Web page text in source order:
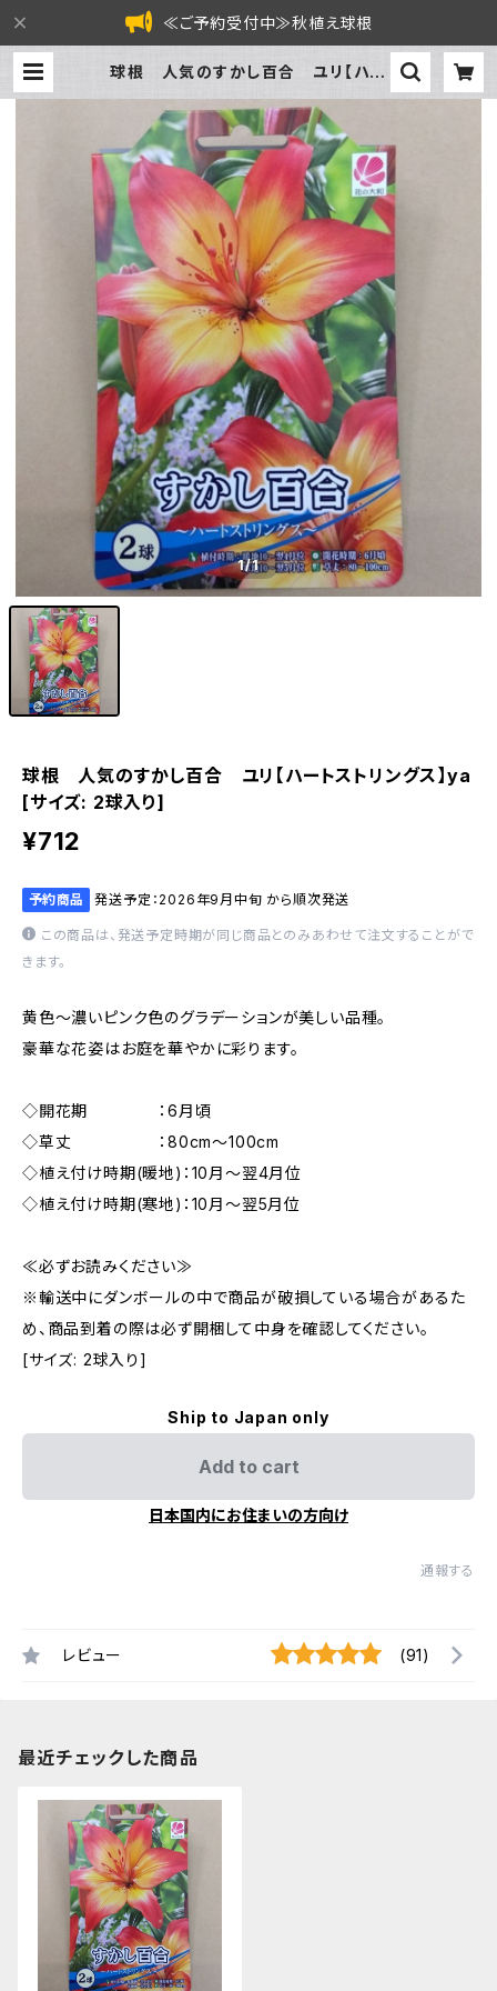
≪ご予約受付中≫秋植え球根
球根 人気のすかし百合 ユリ【ハー
| フラワーガーデン泉 オンラインショ
ップ
1/1
球根 人気のすかし百合 ユリ【ハートストリングス】ya
[サイズ: 2球入り]
¥712
予約商品 発送予定：2026年9月中旬 から順次発送
この商品は、発送予定時期が同じ商品とのみあわせて注文することがで
きます。
黄色～濃いピンク色のグラデーションが美しい品種。
豪華な花姿はお庭を華やかに彩ります。
◇開花期 ：6月頃
◇草丈 ：80cm～100cm
◇植え付け時期(暖地)：10月～翌4月位
◇植え付け時期(寒地)：10月～翌5月位
≪必ずお読みください≫
※輸送中にダンボールの中で商品が破損している場合があるた
め、商品到着の際は必ず開梱して中身を確認してください。
[サイズ: 2球入り]
Ship to Japan only
Add to cart
日本国内にお住まいの方向け
通報する
レビュー (91)
最近チェックした商品